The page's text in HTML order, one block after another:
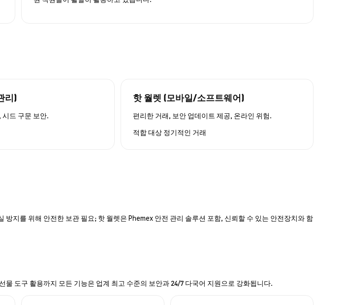
리)
드 구문 보안.
핫 월렛 (모바일/소프트웨어)
편리한 거래, 보안 업데이트 제공, 온라인 위험.
적합 대상 정기적인 거래
지를 위해 안전한 보관 필요; 핫 월렛은 Phemex 안전 관리 솔루션 포함, 신뢰할 수 있는 안전장치와 함
도구 활용까지 모든 기능은 업계 최고 수준의 보안과 24/7 다국어 지원으로 강화됩니다.